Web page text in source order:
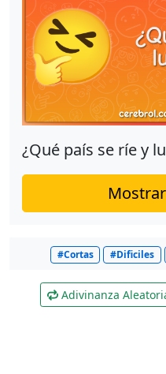
¿Qué país se ríe y
#Cortas #Dificiles
Adivinanza